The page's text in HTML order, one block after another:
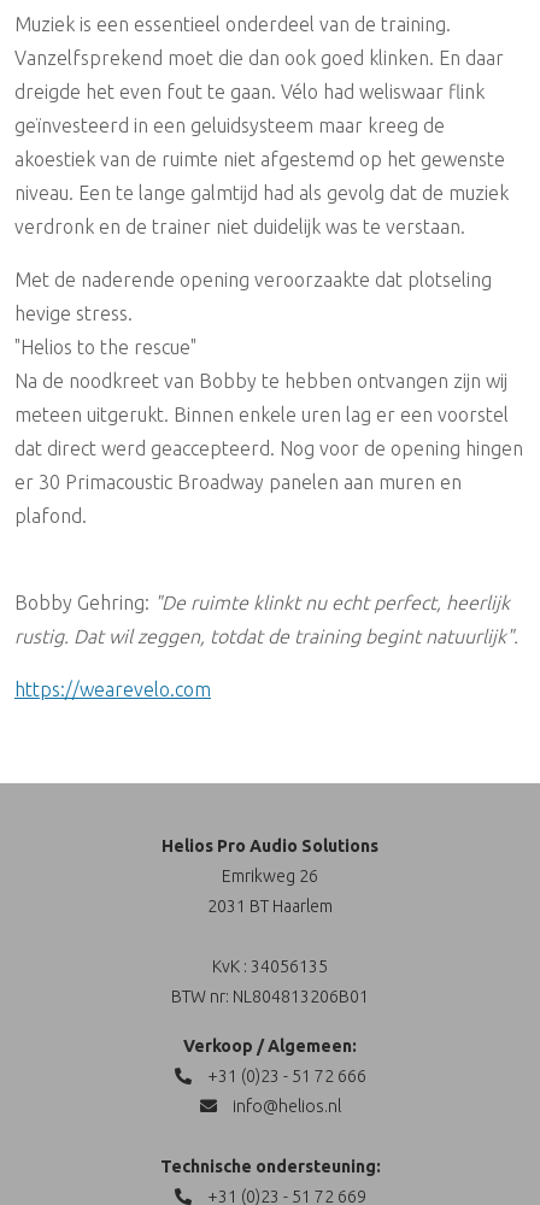
Muziek is een essentieel onderdeel van de training.
Vanzelfsprekend moet die dan ook goed klinken. En daar
dreigde het even fout te gaan. Vélo had weliswaar flink
geïnvesteerd in een geluidsysteem maar kreeg de
akoestiek van de ruimte niet afgestemd op het gewenste
niveau. Een te lange galmtijd had als gevolg dat de muziek
verdronk en de trainer niet duidelijk was te verstaan.
Met de naderende opening veroorzaakte dat plotseling
hevige stress.
"Helios to the rescue"
Na de noodkreet van Bobby te hebben ontvangen zijn wij
meteen uitgerukt. Binnen enkele uren lag er een voorstel
dat direct werd geaccepteerd. Nog voor de opening hingen
er 30 Primacoustic Broadway panelen aan muren en
plafond.
Bobby Gehring: "De ruimte klinkt nu echt perfect, heerlijk
rustig. Dat wil zeggen, totdat de training begint natuurlijk".
https://wearevelo.com
Helios Pro Audio Solutions
Emrikweg 26
2031 BT Haarlem
KvK : 34056135
BTW nr: NL804813206B01
Verkoop / Algemeen:
+31 (0)23 - 51 72 666
info@helios.nl
Technische ondersteuning:
+31 (0)23 - 51 72 669